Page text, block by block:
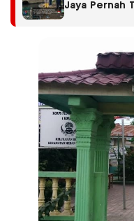
Jaya Pernah